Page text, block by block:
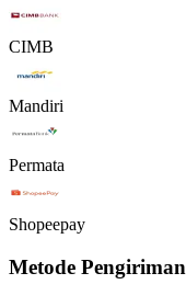
CIMB
Mandiri
Permata
Shopeepay
Metode Pengiriman